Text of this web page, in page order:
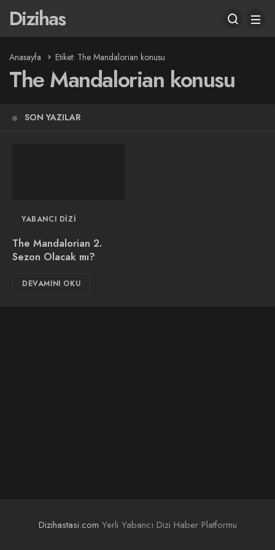
Dizihas
Anasayfa Etiket: The Mandalorian konusu
The Mandalorian konusu
SON YAZILAR
YABANCI DIZI
The Mandalorian 2.
Sezon Olacak mı?
DEVAMINI OKU
Dizihastasi.com Yerli Yabancı Dizi Haber Platformu